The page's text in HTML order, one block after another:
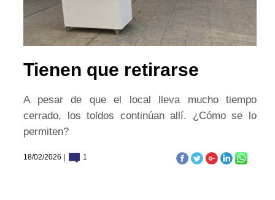
Tienen que retirarse
A pesar de que el local lleva mucho tiempo
cerrado, los toldos continúan allí. ¿Cómo se lo
permiten?
18/02/2026 | 1